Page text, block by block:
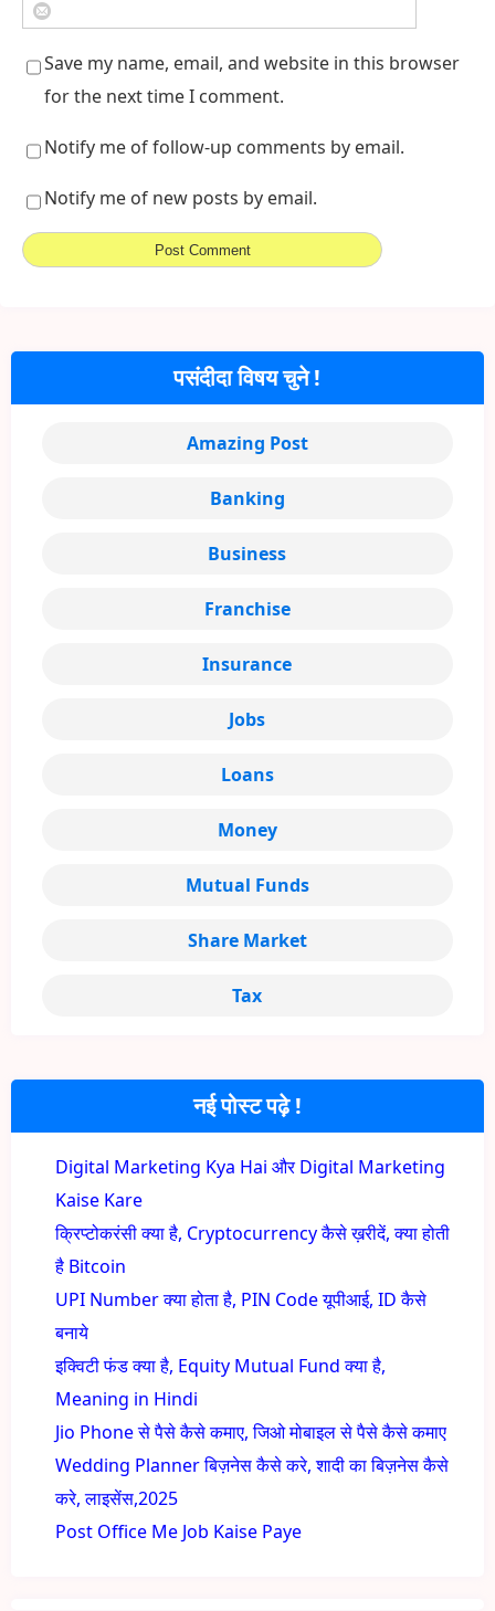
Save my name, email, and website in this browser
for the next time I comment.
Notify me of follow-up comments by email.
Notify me of new posts by email.
नई पोस्ट पढ़े !
Digital Marketing Kya Hai और Digital Marketing
Kaise Kare
क्रिप्टोकरंसी क्या है, Cryptocurrency कैसे ख़रीदें, क्या होती
है Bitcoin
UPI Number क्या होता है, PIN Code यूपीआई, ID कैसे
बनाये
इक्विटी फंड क्या है, Equity Mutual Fund क्या है,
Meaning in Hindi
Jio Phone से पैसे कैसे कमाए, जिओ मोबाइल से पैसे कैसे कमाए
Wedding Planner बिज़नेस कैसे करे, शादी का बिज़नेस कैसे
करे, लाइसेंस,2025
Post Office Me Job Kaise Paye
पसंदीदा विषय चुने !
Amazing Post
Banking
Business
Franchise
Insurance
Jobs
Loans
Money
Mutual Funds
Share Market
Tax